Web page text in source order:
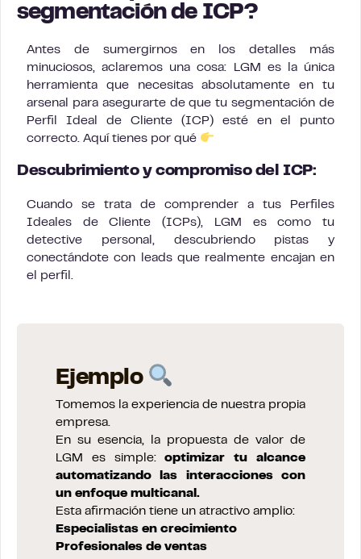
segmentación de ICP?
Antes de sumergirnos en los detalles más
minuciosos, aclaremos una cosa: LGM es la única
herramienta que necesitas absolutamente en tu
arsenal para asegurarte de que tu segmentación de
Perfil Ideal de Cliente (ICP) esté en el punto
correcto. Aquí tienes por qué
Descubrimiento y compromiso del ICP:
Cuando se trata de comprender a tus Perfiles
Ideales de Cliente (ICPs), LGM es como tu
detective personal, descubriendo pistas y
conectándote con leads que realmente encajan en
el perfil.
Ejemplo
Tomemos la experiencia de nuestra propia
empresa.
En su esencia, la propuesta de valor de
LGM es simple:optimizar tu alcance
automatizando las interacciones con
un enfoque multicanal.
Esta afirmación tiene un atractivo amplio:
Especialistas en crecimiento
Profesionales de ventas